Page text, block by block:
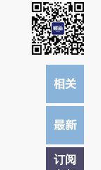
订阅